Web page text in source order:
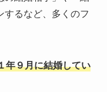
するなど、多くのフ
年９月に結婚してい